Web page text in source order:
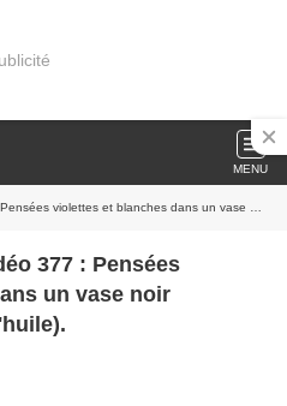
MENU
et blanches dans un vase noir (peinture alla prima à l'huile).
377 : Pensées
un vase noir